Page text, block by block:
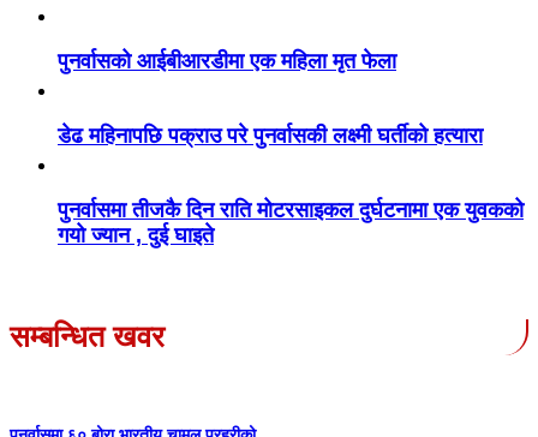
पुनर्वासको आईबीआरडीमा एक महिला मृत फेला
डेढ महिनापछि पक्राउ परे पुनर्वासकी लक्ष्मी घर्तीको हत्यारा
पुनर्वासमा तीजकै दिन राति मोटरसाइकल दुर्घटनामा एक युवकको
गयो ज्यान , दुई घाइते
सम्बन्धित खवर